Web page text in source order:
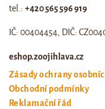
tel.: +420 565 596 919
IČ: 00404454, DIČ:
eshop.zoojihlava.cz
Zásady ochrany
Obchodní podmínky
Reklamační řád